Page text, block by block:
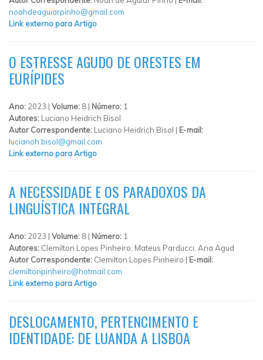
noahdeaguiarpinho@gmail.com
Link externo para Artigo
O ESTRESSE AGUDO DE ORESTES EM
EURÍPIDES
Ano: 2023 | Volume: 8 | Número: 1
Autores: Luciano Heidrich Bisol
Autor Correspondente: Luciano Heidrich Bisol | E-mail:
lucianoh.bisol@gmail.com
Link externo para Artigo
A NECESSIDADE E OS PARADOXOS DA
LINGUÍSTICA INTEGRAL
Ano: 2023 | Volume: 8 | Número: 1
Autores: Clemilton Lopes Pinheiro, Mateus Parducci, Ana Agud
Autor Correspondente: Clemilton Lopes Pinheiro | E-mail:
clemiltonpinheiro@hotmail.com
Link externo para Artigo
DESLOCAMENTO, PERTENCIMENTO E
IDENTIDADE: DE LUANDA A LISBOA